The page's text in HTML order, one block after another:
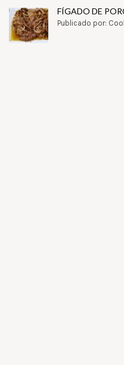
FÍGADO DE
Publicado por: